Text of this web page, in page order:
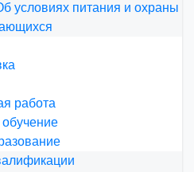
условиях питания и охраны
работа